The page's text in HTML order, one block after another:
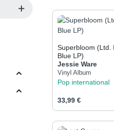
Superbloom (Ltd.
Blue LP)
Jessie Ware
Vinyl Album
Pop international
Regulärer Preis:
33,99 €